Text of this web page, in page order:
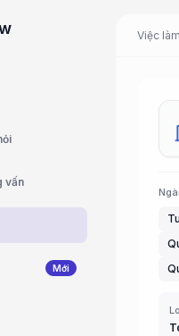
vấn
Mới
Việc làm